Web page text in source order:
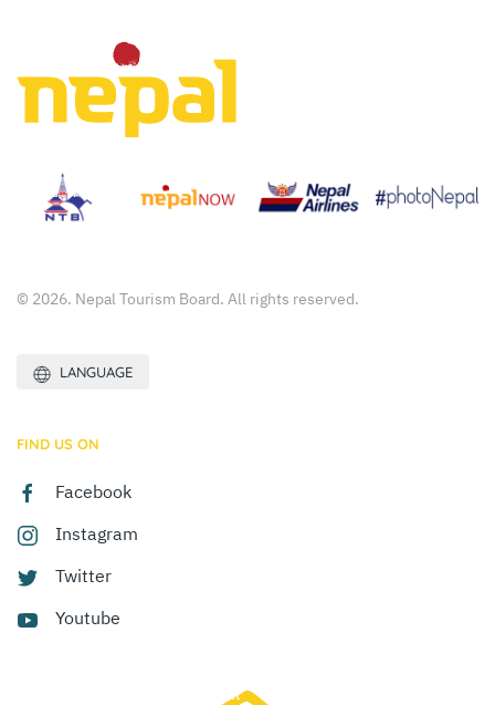
© 2026. Nepal Tourism Board. All rights reserved.
LANGUAGE
FIND US ON
Facebook
Instagram
Twitter
Youtube
Web Creation Nepal